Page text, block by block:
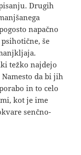
Drugih
napačno
še
težko najdejo
da bi jih
in to celo
kot je ime
senčno-